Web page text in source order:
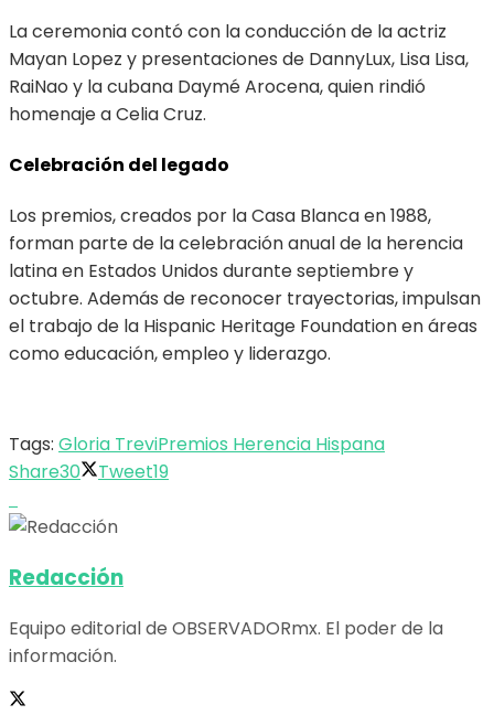
La ceremonia contó con la conducción de la actriz
Mayan Lopez y presentaciones de DannyLux, Lisa Lisa,
RaiNao y la cubana Daymé Arocena, quien rindió
homenaje a Celia Cruz.
Celebración del legado
Los premios, creados por la Casa Blanca en 1988,
forman parte de la celebración anual de la herencia
latina en Estados Unidos durante septiembre y
octubre. Además de reconocer trayectorias, impulsan
el trabajo de la Hispanic Heritage Foundation en áreas
como educación, empleo y liderazgo.
Tags: Gloria TreviPremios Herencia Hispana
Share30 Tweet19
Redacción
Equipo editorial de OBSERVADORmx. El poder de la
información.